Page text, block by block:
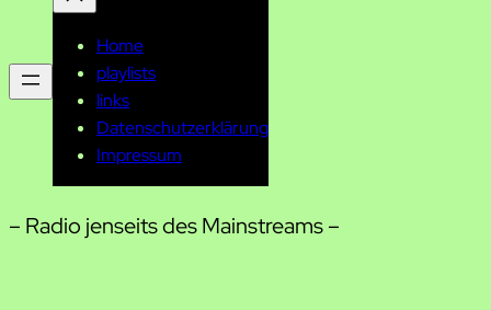
Home
playlists
links
Datenschutzerklärung
Impressum
– Radio jenseits des Mainstreams –